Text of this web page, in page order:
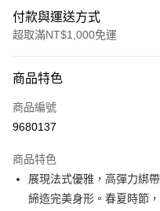
付款與運送方式
超取滿NT$1,000免運
信用卡一次付款
LINE Pay
悠遊付
ATM付款
商品特色
商品編號
9680137
商品特色
展現法式優雅，高彈力綁
締造完美身形。春夏時節